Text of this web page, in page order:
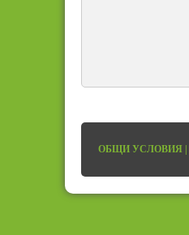
ОБЩИ УСЛОВИЯ |